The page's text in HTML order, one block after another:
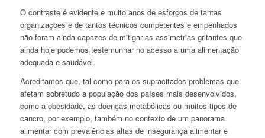
O contraste é evidente e muito anos de esforços de tantas
organizações e de tantos técnicos competentes e empenhados
não foram ainda capazes de mitigar as assimetrias gritantes que
ainda hoje podemos testemunhar no acesso a uma alimentação
adequada e saudável.
Acreditamos que, tal como para os supracitados problemas que
afetam sobretudo a população dos países mais desenvolvidos,
como a obesidade, as doenças metabólicas ou muitos tipos de
cancro, por exemplo, também no contexto de um panorama
alimentar com prevalências altas de insegurança alimentar e